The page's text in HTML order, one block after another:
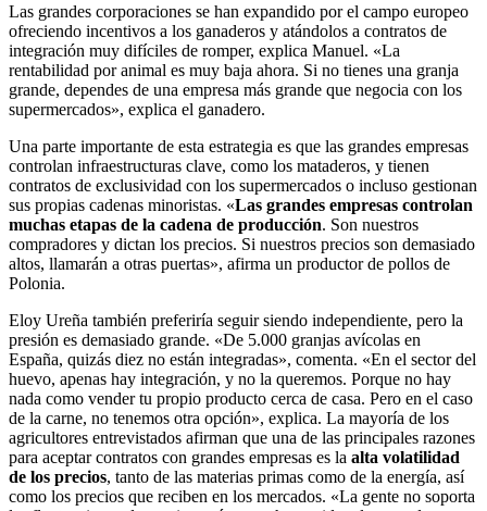
Las grandes corporaciones se han expandido por el campo europeo
ofreciendo incentivos a los ganaderos y atándolos a contratos de
integración muy difíciles de romper, explica Manuel. «La
rentabilidad por animal es muy baja ahora. Si no tienes una granja
grande, dependes de una empresa más grande que negocia con los
supermercados», explica el ganadero.
Una parte importante de esta estrategia es que las grandes empresas
controlan infraestructuras clave, como los mataderos, y tienen
contratos de exclusividad con los supermercados o incluso gestionan
sus propias cadenas minoristas. «Las grandes empresas controlan
muchas etapas de la cadena de producción. Son nuestros
compradores y dictan los precios. Si nuestros precios son demasiado
altos, llamarán a otras puertas», afirma un productor de pollos de
Polonia.
Eloy Ureña también preferiría seguir siendo independiente, pero la
presión es demasiado grande. «De 5.000 granjas avícolas en
España, quizás diez no están integradas», comenta. «En el sector del
huevo, apenas hay integración, y no la queremos. Porque no hay
nada como vender tu propio producto cerca de casa. Pero en el caso
de la carne, no tenemos otra opción», explica. La mayoría de los
agricultores entrevistados afirman que una de las principales razones
para aceptar contratos con grandes empresas es la alta volatilidad
de los precios, tanto de las materias primas como de la energía, así
como los precios que reciben en los mercados. «La gente no soporta